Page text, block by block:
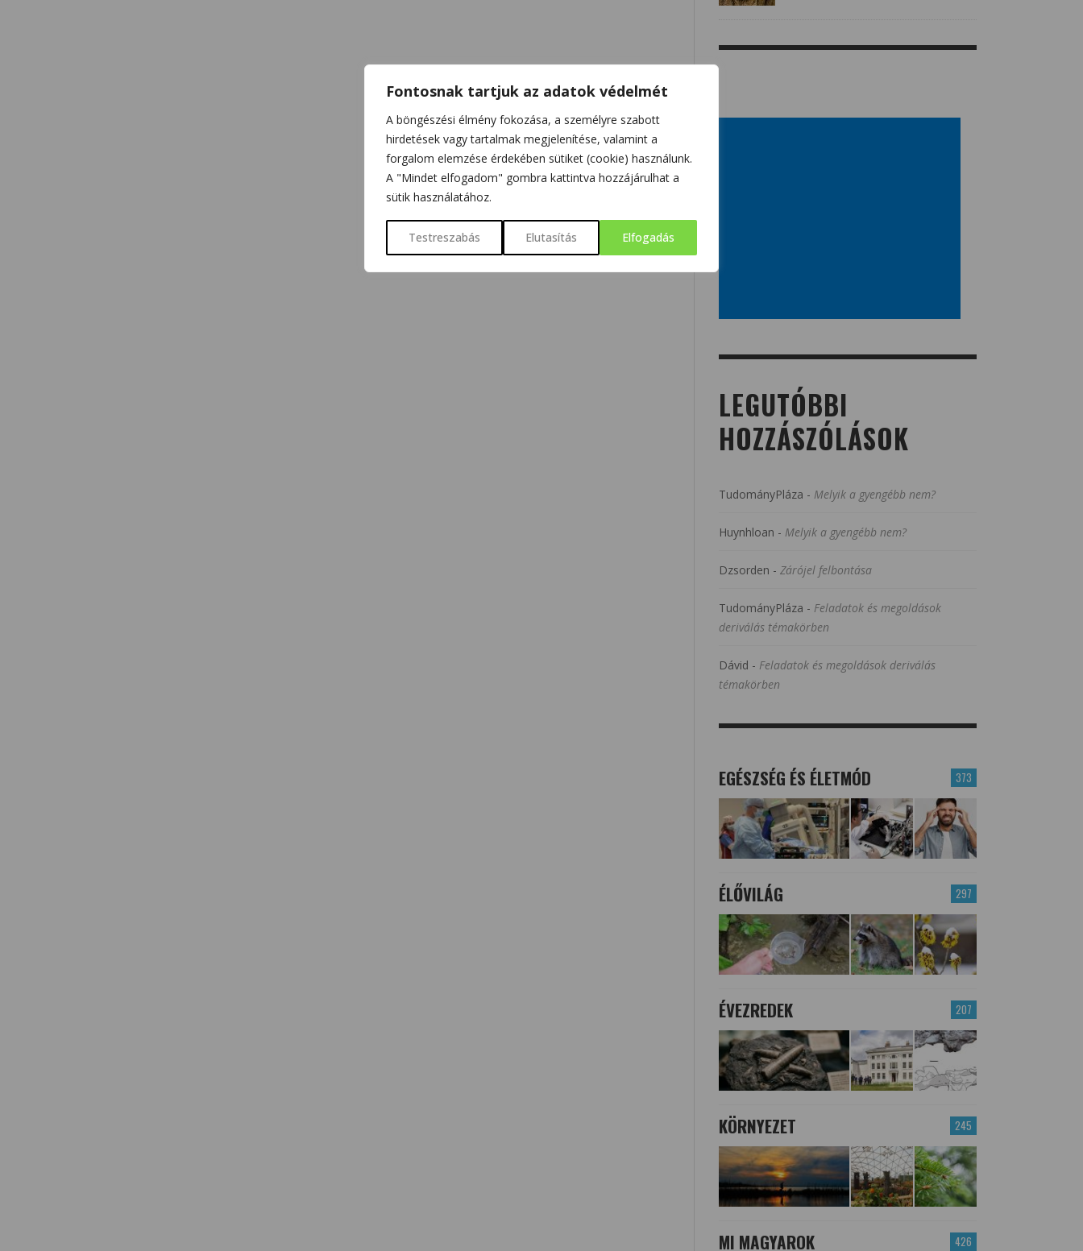
Fontosnak tartjuk az adatok védelmét
A böngészési élmény fokozása, a személyre szabott
hirdetések vagy tartalmak megjelenítése, valamint a
forgalom elemzése érdekében sütiket (cookie) használunk.
A "Mindet elfogadom" gombra kattintva hozzájárulhat a
sütik használatához.
Testreszabás Elutasítás Elfogadás
LEGUTÓBBI
HOZZÁSZÓLÁSOK
TudományPláza - Melyik a gyengébb nem?
Huynhloan - Melyik a gyengébb nem?
Dzsorden - Zárójel felbontása
TudományPláza - Feladatok és megoldások
deriválás témakörben
Dávid - Feladatok és megoldások deriválás
témakörben
373
EGÉSZSÉG ÉS ÉLETMÓD
297
ÉLŐVILÁG
207
ÉVEZREDEK
245
KÖRNYEZET
426
MI MAGYAROK